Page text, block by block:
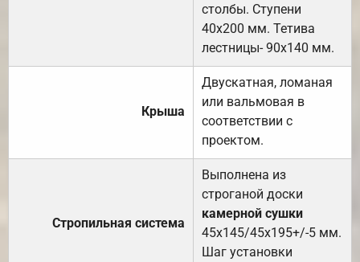
столбы. Ступени
40х200 мм. Тетива
лестницы- 90х140 мм.
Крыша
Двускатная, ломаная
или вальмовая в
соответствии с
проектом.
Стропильная система
Выполнена из
строганой доски
камерной сушки
45х145/45х195+/-5 мм.
Шаг установки